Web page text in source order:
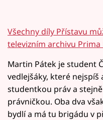
Všechny díly Přístavu
televizním archivu Prima
Martin Pátek je student
vedlejšáky, které nejspíš
studentkou práv a
právničkou. Oba dva
bydlí a má tu brigádu v